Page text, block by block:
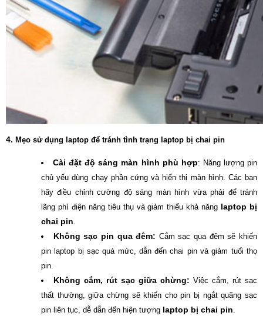
4. Mẹo sử dụng laptop để tránh tình trạng laptop bị chai pin
Cài đặt độ sáng màn hình phù hợp: Năng lượng pin
chủ yếu dùng chạy phần cứng và hiển thị màn hình. Các bạn
hãy điều chỉnh cường độ sáng màn hình vừa phải để tránh
lãng phí điện năng tiêu thụ và giảm thiểu khả năng laptop bị
chai pin.
Không sạc pin qua đêm: Cắm sạc qua đêm sẽ khiến
pin laptop bị sạc quá mức, dẫn đến chai pin và giảm tuổi thọ
pin.
Không cắm, rút sạc giữa chừng: Việc cắm, rút sạc
thất thường, giữa chừng sẽ khiến cho pin bị ngắt quãng sạc
pin liên tục, dễ dẫn đến hiện tượng laptop bị chai pin.